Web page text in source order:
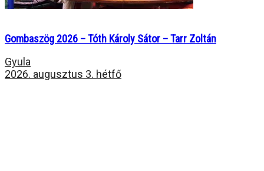
Gombaszög 2026 – Tóth Károly Sátor – Tarr Zoltán
Gyula
2026. augusztus 3. hétfő